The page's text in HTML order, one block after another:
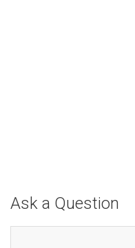
Ask a Question